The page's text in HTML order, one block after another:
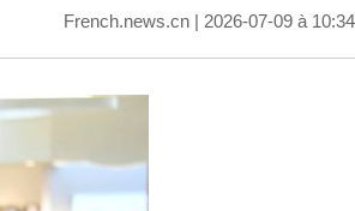
French.news.cn | 2026-07-09 à 10:34